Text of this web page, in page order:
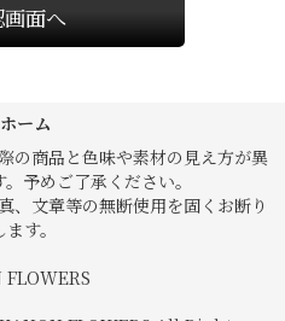
面へ
ホーム
の商品と色味や素材の見え方が異
予めご了承ください。
、文章等の無断使用を固くお断り
す。